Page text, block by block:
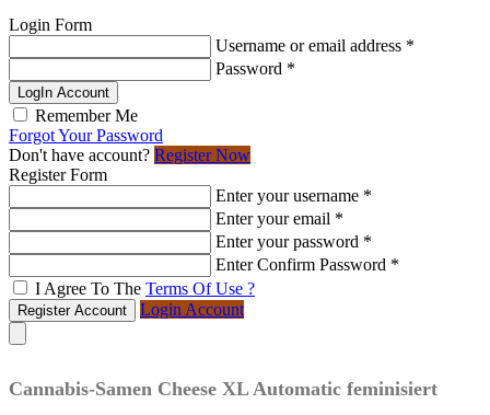
Login Form
Username or email address *
Password *
LogIn Account
Remember Me
Forgot Your Password
Don't have account? Register Now
Register Form
Enter your username *
Enter your email *
Enter your password *
Enter Confirm Password *
I Agree To The Terms Of Use ?
Register Account Login Account
Cannabis-Samen Cheese XL Automatic feminisiert